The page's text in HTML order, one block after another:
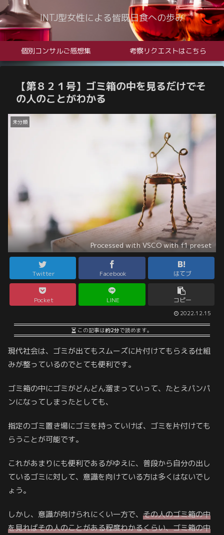
INTJ型女性による皆既日食への歩み
個別コンサルご感想集 考察リクエストはこちら
【第８２１号】ゴミ箱の中を見るだけでそ
の人のことがわかる
未分類
Processed with VSCO with f1 preset
Twitter Facebook はてブ
Pocket LINE コピー
2022.12.15
この記事は約2分で読めます。
現代社会は、ゴミが出てもスムーズに片付けてもらえる仕組
みが整っているのでとても便利です。
ゴミ箱の中にゴミがどんどん溜まっていって、たとえパンパ
ンになってしまったとしても、
指定のゴミ置き場にゴミを持っていけば、ゴミを片付けても
らうことが可能です。
これがあまりにも便利であるがゆえに、普段から自分の出し
ているゴミに対して、意識を向けている方は多くはないでし
ょう。
しかし、意識が向けられにくい一方で、 その人のゴミ箱の中
を見ればその人のことがある程度わかるくらい、ゴミ箱の中